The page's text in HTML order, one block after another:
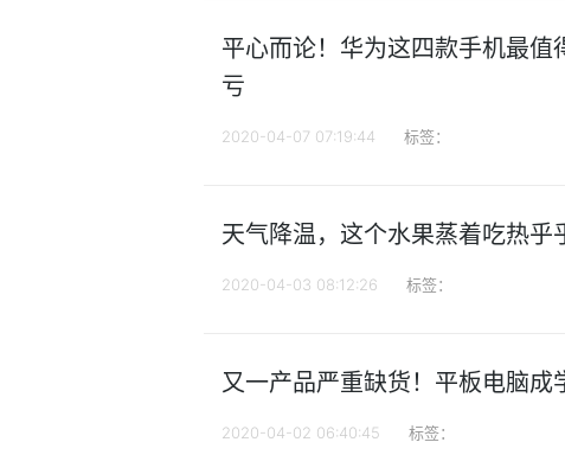
平心而论！华为这四款手机最
亏
2020-04-07 07:19:44 标签：
天气降温，这个水果蒸着吃热
2020-04-03 08:12:26 标签：
又一产品严重缺货！平板电脑
2020-04-02 06:40:45 标签：